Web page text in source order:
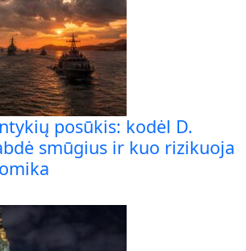
posūkis: kodėl D.
smūgius ir kuo rizikuoja